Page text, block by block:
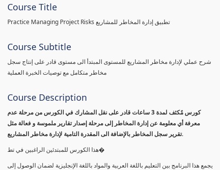
Course Title
Practice Managing Project Risks تطبيق إدارة المخاطر للمشاريع
Course Subtitle
شرح عملي لإدارة مخاطر المشاريع للمستوى المبتدأ الى مستوى قادر على إنتاج سجل
مخاطر متكامل مع توصيات الخبرة العملية
Course Description
كورس مٌكثف لمدة 3 ساعات قادر على نقل المشارك في الكورس من مرحلة عدم
معرفة أي معلومة عن إدارة المخاطر إلى مرحلة إصدار تقارير ملموسة و فعالة مثل
تقرير سجل المخاطر بالإضافة الى المقدرة التامية لإدارة مخاطر المشاريع.
هذا الكورس للمبتدئين الراغبين في تط�
يجمع هذا البرنامج بين التعليم باللغة العربية والمواد باللغة الإنجليزية لضمان الوصول إلى